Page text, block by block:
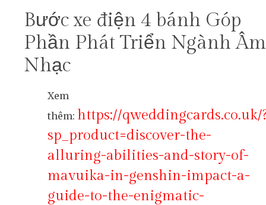
Bước xe điện 4 bánh Góp
Phần Phát Triển Ngành Âm
Nhạc
Xem
thêm: https://qweddingcards.co.uk/
sp_product=discover-the-
alluring-abilities-and-story-of-
mavuika-in-genshin-impact-a-
guide-to-the-enigmatic-